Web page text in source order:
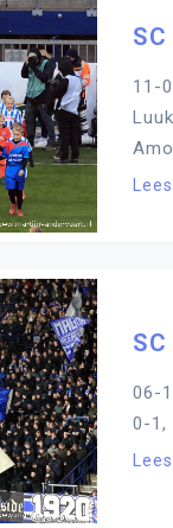
11-
06-
0-1,